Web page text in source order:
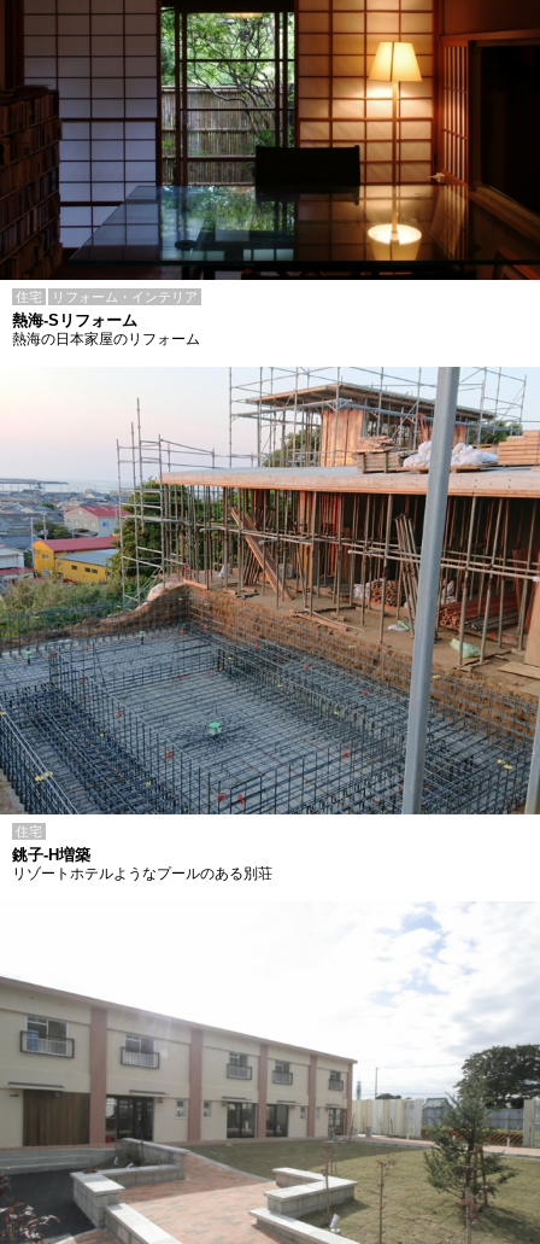
住宅 リフォーム・インテリア
熱海-Sリフォーム
熱海の日本家屋のリフォーム
住宅
銚子-H増築
リゾートホテルようなプールのある別荘